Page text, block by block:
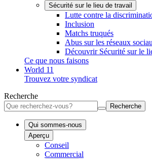
Sécurité sur le lieu de travail
Lutte contre la
Inclusion
Matchs truqués
Abus sur les réseaux
Découvrir Sécurité sur le
Ce que nous faisons
World 11
Trouvez votre syndicat
Recherche
Recherche
Qui sommes-nous
Aperçu
Conseil
Commercial